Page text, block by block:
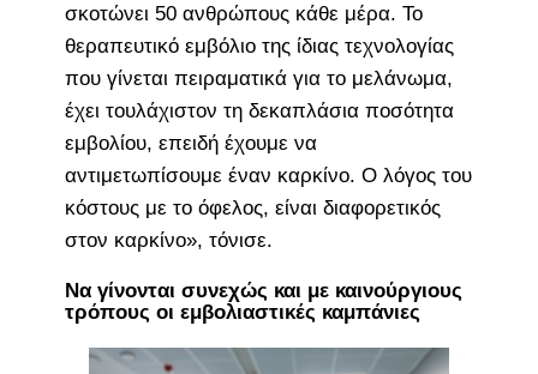
σκοτώνει 50 ανθρώπους κάθε μέρα. Το
θεραπευτικό εμβόλιο της ίδιας τεχνολογίας
που γίνεται πειραματικά για το μελάνωμα,
έχει τουλάχιστον τη δεκαπλάσια ποσότητα
εμβολίου, επειδή έχουμε να
αντιμετωπίσουμε έναν καρκίνο. Ο λόγος του
κόστους με το όφελος, είναι διαφορετικός
στον καρκίνο», τόνισε.
Να γίνονται συνεχώς και με καινούργιους
τρόπους οι εμβολιαστικές καμπάνιες